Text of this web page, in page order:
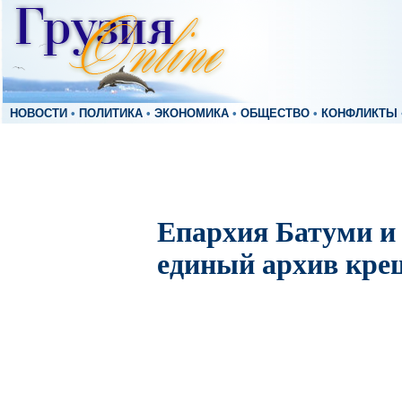
НОВОСТИ • ПОЛИТИКА • ЭКОНОМИКА • ОБЩЕСТВО • КОНФЛИКТЫ
Епархия Батуми и
единый архив